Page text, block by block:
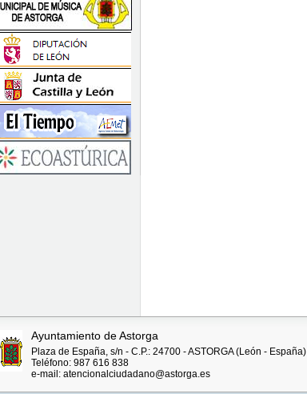
Ayuntamiento de Astorga
Plaza de España, s/n - C.P.: 24700 - ASTORGA (León - España)
Teléfono: 987 616 838
e-mail: atencionalciudadano@astorga.es